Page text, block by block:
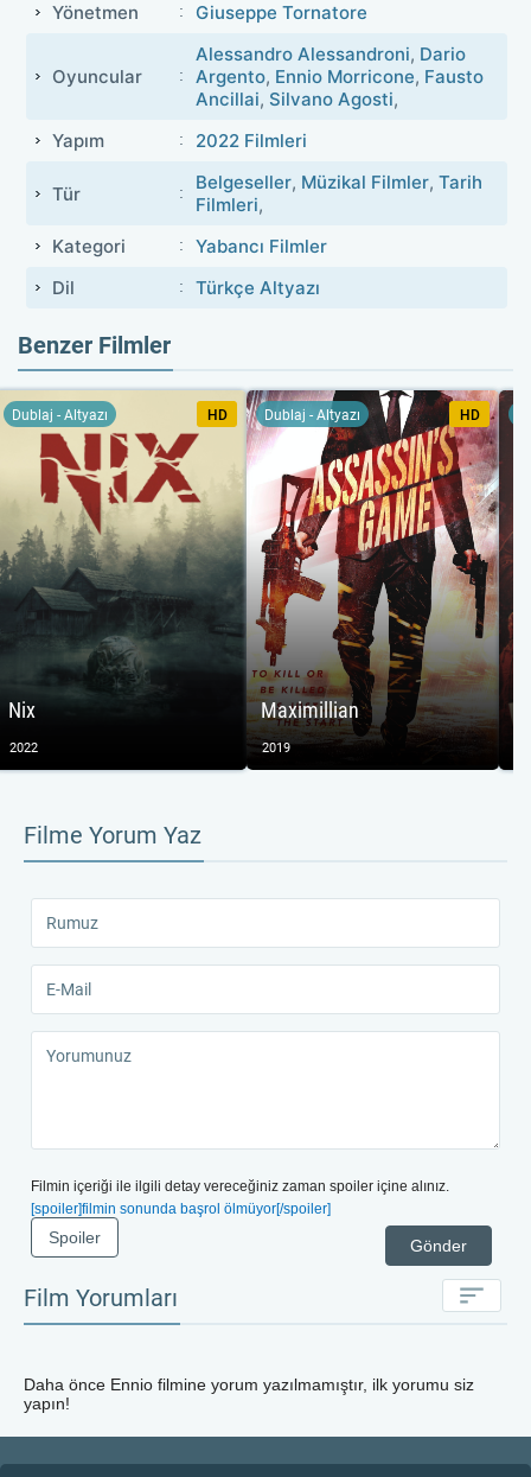
Yönetmen Giuseppe Tornatore
Oyuncular
Alessandro Alessandroni, Dario
Argento, Ennio Morricone, Fausto
Ancillai, Silvano Agosti,
Yapım
2022 Filmleri
Tür Belgeseller, Müzikal Filmler, Tarih
Filmleri,
Kategori
Yabancı Filmler
Dil
Türkçe Altyazı
Benzer Filmler
Nix
Dublaj - Altyazı HD
2022
Maximillian
Dublaj - Altyazı HD
2019
Filme Yorum Yaz
Filmin içeriği ile ilgili detay vereceğiniz zaman spoiler içine alınız.
[spoiler]filmin sonunda başrol ölmüyor[/spoiler]
Gönder
Spoiler
Film Yorumları
Daha önce Ennio filmine yorum yazılmamıştır, ilk yorumu siz
yapın!